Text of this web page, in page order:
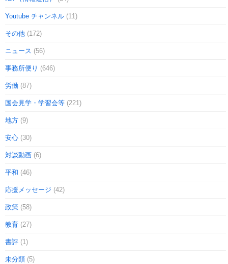
Youtube チャンネル (11)
その他 (172)
ニュース (56)
事務所便り (646)
労働 (87)
国会見学・学習会等 (221)
地方 (9)
安心 (30)
対談動画 (6)
平和 (46)
応援メッセージ (42)
政策 (58)
教育 (27)
書評 (1)
未分類 (5)